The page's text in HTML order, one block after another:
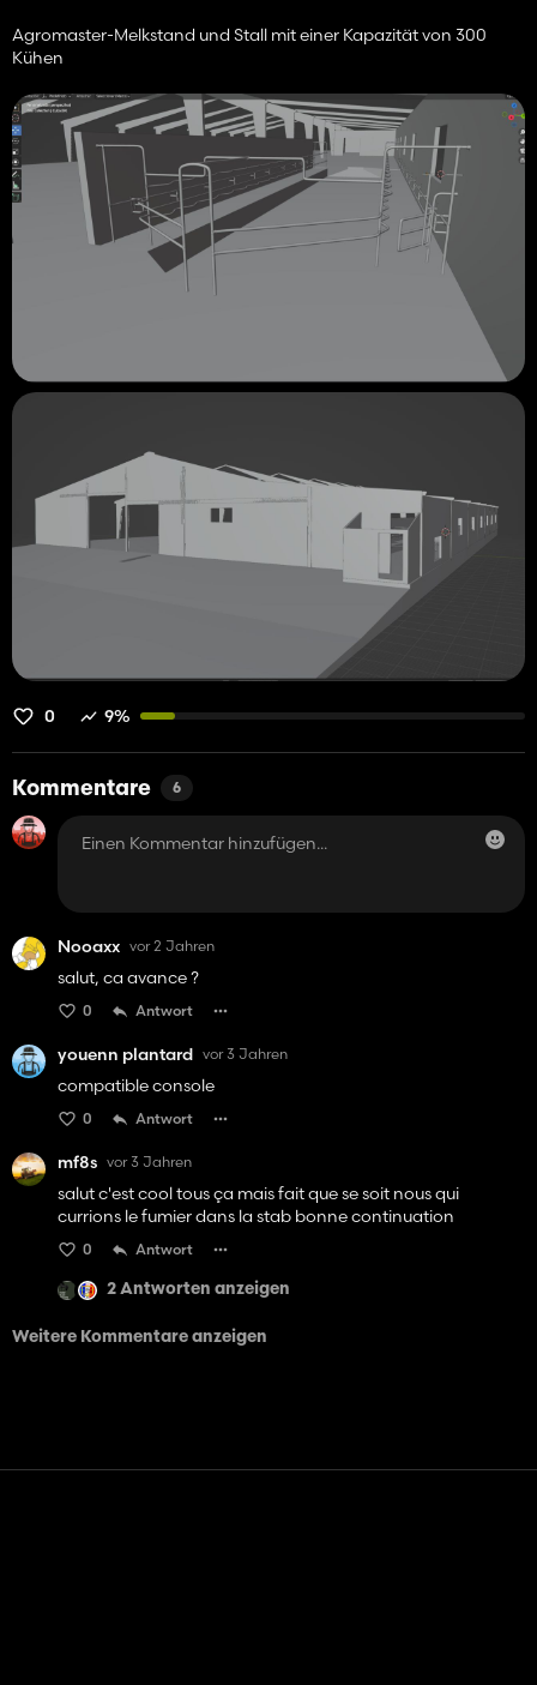
Agromaster-Melkstand und Stall mit einer Kapazität von 300
Kühen
0 9%
Kommentare 6
Nooaxx vor 2 Jahren
salut, ca avance ?
0 Antwort
youenn plantard vor 3 Jahren
compatible console
0 Antwort
mf8s vor 3 Jahren
salut c'est cool tous ça mais fait que se soit nous qui
currions le fumier dans la stab bonne continuation
0 Antwort
2 Antworten anzeigen
Weitere Kommentare anzeigen